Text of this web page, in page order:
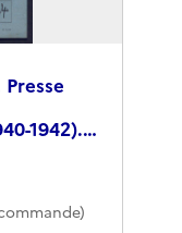
1942).…